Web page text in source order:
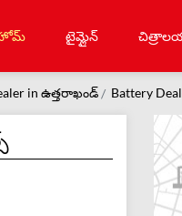
టైమ్లైన్
in ఉత్తరాఖండ్ Battery